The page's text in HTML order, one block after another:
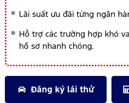
Lãi suất ưu đãi từng ngân
Hỗ trợ các trường hợp khó
hồ sơ nhanh chóng.
Đăng ký lái thử